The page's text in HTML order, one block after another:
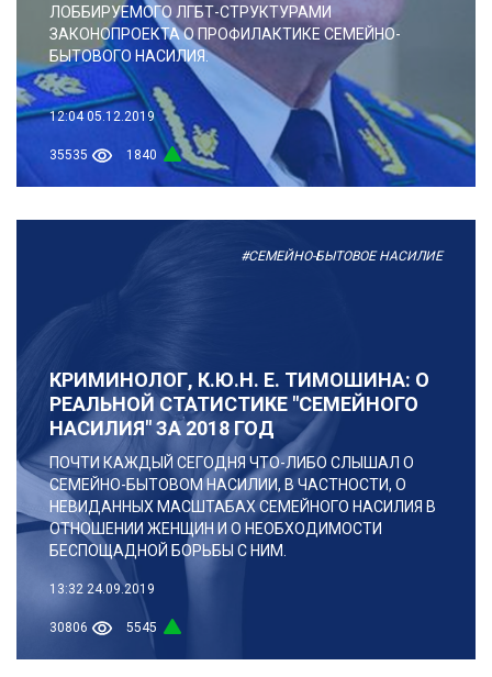
ЛОББИРУЕМОГО ЛГБТ-СТРУКТУРАМИ
ЗАКОНОПРОЕКТА О ПРОФИЛАКТИКЕ СЕМЕЙНО-
БЫТОВОГО НАСИЛИЯ.
12:04 05.12.2019
35535 1840
#СЕМЕЙНО-БЫТОВОЕ НАСИЛИЕ
КРИМИНОЛОГ, К.Ю.Н. Е. ТИМОШИНА: О
РЕАЛЬНОЙ СТАТИСТИКЕ "СЕМЕЙНОГО
НАСИЛИЯ" ЗА 2018 ГОД
ПОЧТИ КАЖДЫЙ СЕГОДНЯ ЧТО-ЛИБО СЛЫШАЛ О
СЕМЕЙНО-БЫТОВОМ НАСИЛИИ, В ЧАСТНОСТИ, О
НЕВИДАННЫХ МАСШТАБАХ СЕМЕЙНОГО НАСИЛИЯ В
ОТНОШЕНИИ ЖЕНЩИН И О НЕОБХОДИМОСТИ
БЕСПОЩАДНОЙ БОРЬБЫ С НИМ.
13:32 24.09.2019
30806 5545